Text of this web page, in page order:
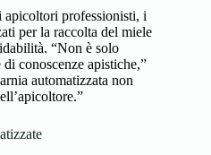
apicoltori professionisti, i
per la raccolta del miele
“Non è solo
conoscenze apistiche,”
automatizzata non